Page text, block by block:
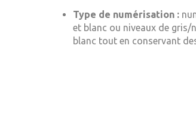
Type de numérisation :
et blanc ou niveaux de gris/
blanc tout en conservant